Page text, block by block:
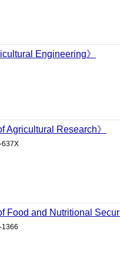
Engineering》
Agricultural Research》
637X
Food and Nutritional
1366